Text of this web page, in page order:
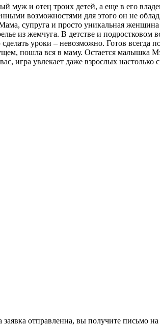
муж и отец троих детей, а еще в его
возможностями для этого он не
супруга и просто уникальная
из жемчуга. В детстве и
уроки – невозможно. Готов
пошла вся в маму. Остается малышка
игра увлекает даже взрослых настолько
отправленна, вы получите письмо на